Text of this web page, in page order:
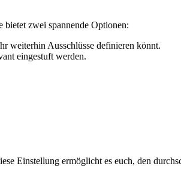
zwei spannende Optionen:
weiterhin Ausschlüsse definieren könnt.
eingestuft werden.
Einstellung ermöglicht es euch, den